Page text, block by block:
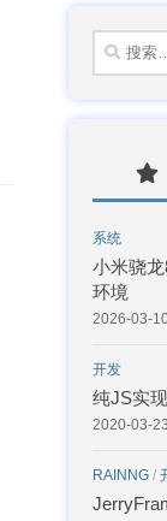
搜
索：
系统
小米骁
环境
2026-03-
开发
纯JS实
2020-03-23
RAINNG /